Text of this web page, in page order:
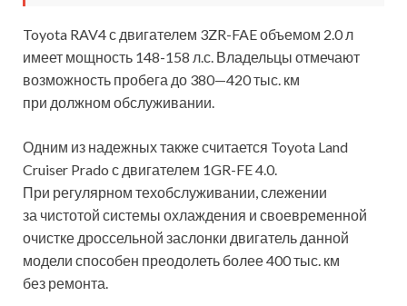
Toyota RAV4 с двигателем 3ZR-FAE объемом 2.0 л
имеет мощность 148-158 л.с. Владельцы отмечают
возможность пробега до 380—420 тыс. км
при должном обслуживании.
Одним из надежных также считается Toyota Land
Cruiser Prado с двигателем 1GR-FE 4.0.
При регулярном техобслуживании, слежении
за чистотой системы охлаждения и своевременной
очистке дроссельной заслонки двигатель данной
модели способен преодолеть более 400 тыс. км
без ремонта.